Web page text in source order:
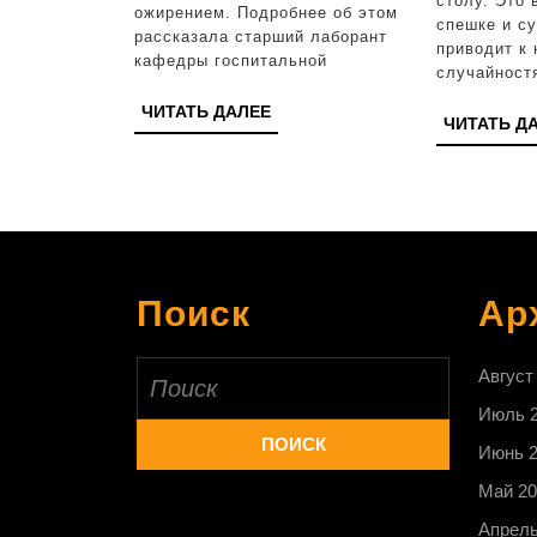
вес
ожирением. Подробнее об этом
рассказала старший лаборант
кафедры госпитальной
ЧИТАТЬ ДАЛЕЕЧИТАТЬ
ДАЛЕЕ
спешке и
приводит к
ЧИТАТЬ
Поиск
Июль
Июнь
Май